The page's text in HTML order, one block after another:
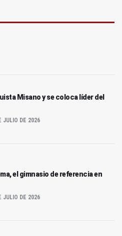
Misano y se coloca líder del
JULIO DE 2026
el gimnasio de referencia en
JULIO DE 2026